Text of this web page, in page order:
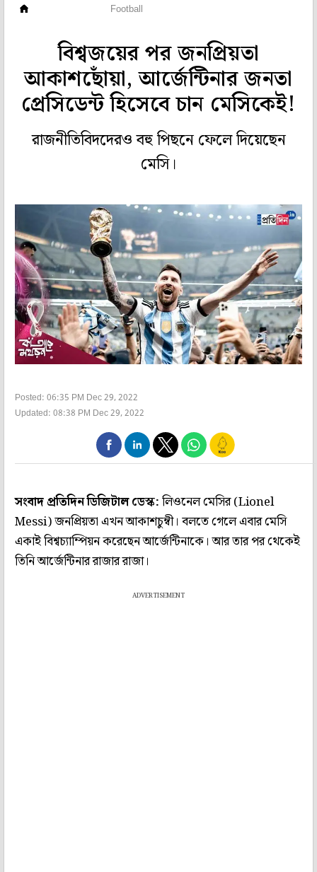
Football
বিশ্বজয়ের পর জনপ্রিয়তা
আকাশছোঁয়া, আর্জেন্টিনার জনতা
প্রেসিডেন্ট হিসেবে চান মেসিকেই!
রাজনীতিবিদদেরও বহু পিছনে ফেলে দিয়েছেন
মেসি।
Posted: 06:35 PM Dec 29, 2022
Updated: 08:38 PM Dec 29, 2022
সংবাদ প্রতিদিন ডিজিটাল ডেস্ক:লিওনেল মেসির (Lionel
Messi) জনপ্রিয়তা এখন আকাশচুম্বী। বলতে গেলে এবার মেসি
একাই বিশ্বচ্যাম্পিয়ন করেছেন আর্জেন্টিনাকে। আর তার পর থেকেই
তিনি আর্জেন্টিনার রাজার রাজা।
ADVERTISEMENT